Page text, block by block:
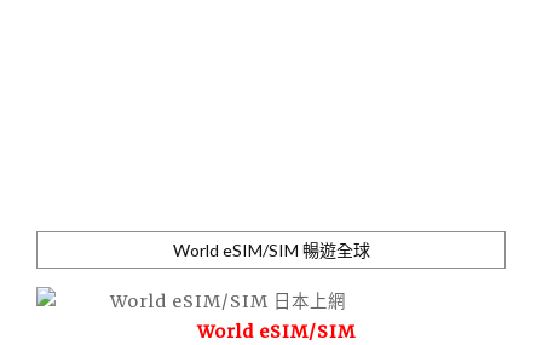
World eSIM/SIM 暢遊全球
World eSIM/SIM